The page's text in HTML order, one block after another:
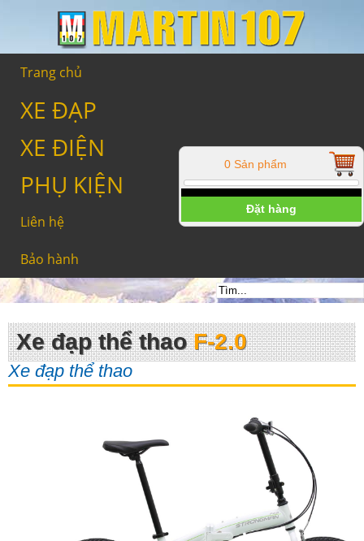
0 Sản phẩm
Đặt hàng
Trang chủ
XE ĐẠP
XE ĐIỆN
PHỤ KIỆN
Liên hệ
Bảo hành
Xe đạp thể thaoF-2.0
Xe đạp thể thao